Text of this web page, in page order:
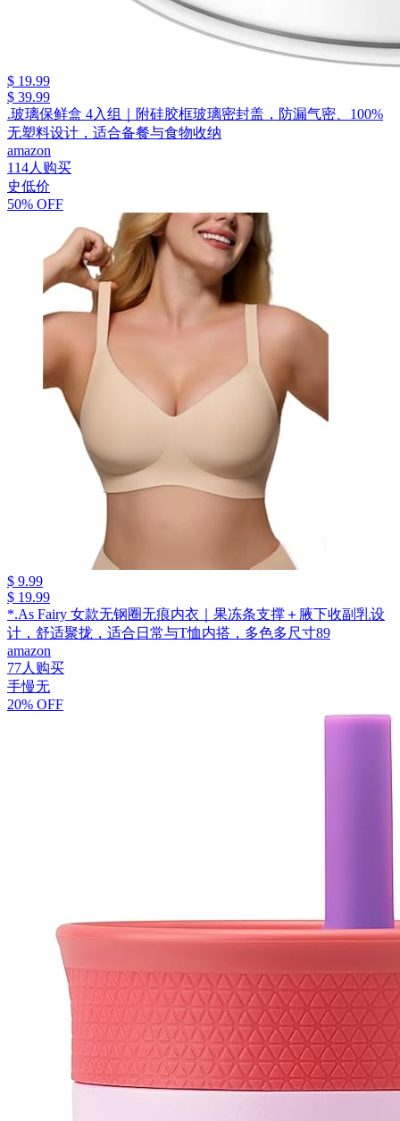
$ 19.99
$ 39.99
.玻璃保鲜盒 4入组｜附硅胶框玻璃密封盖，防漏气密、100%
无塑料设计，适合备餐与食物收纳
amazon
114人购买
史低价
50% OFF
$ 9.99
$ 19.99
*.As Fairy 女款无钢圈无痕内衣｜果冻条支撑＋腋下收副乳设
计，舒适聚拢，适合日常与T恤内搭，多色多尺寸89
amazon
77人购买
手慢无
20% OFF